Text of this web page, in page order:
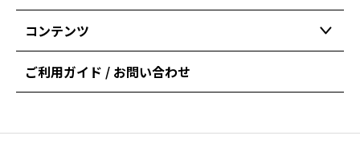
コンテンツ
ご利用ガイド / お問い合わせ